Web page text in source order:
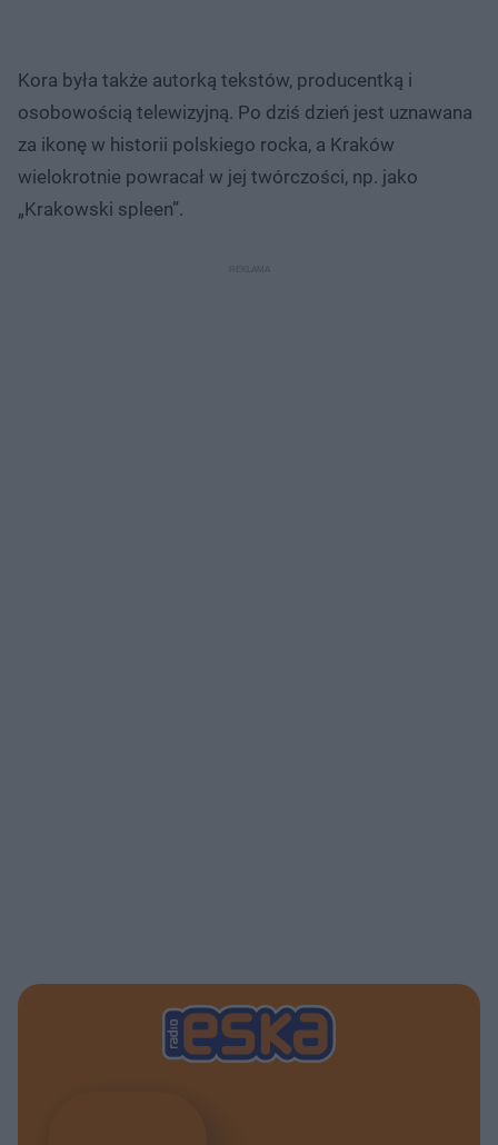
Kora była także autorką tekstów, producentką i
osobowością telewizyjną. Po dziś dzień jest uznawana
za ikonę w historii polskiego rocka, a Kraków
wielokrotnie powracał w jej twórczości, np. jako
„Krakowski spleen”.